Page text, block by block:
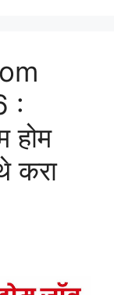
:
होम
करा